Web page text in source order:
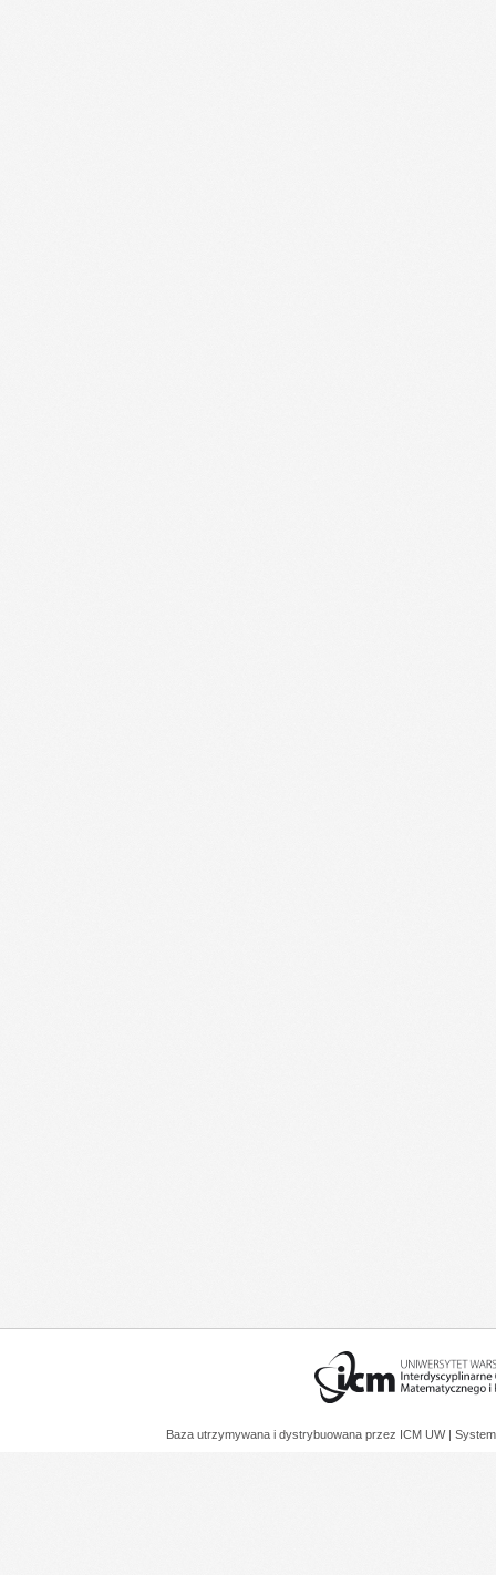
Baza utrzymywana i dystrybuowana przez ICM UW |